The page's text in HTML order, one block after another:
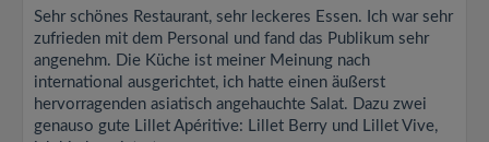
Sehr schönes Restaurant, sehr leckeres Essen. Ich war sehr
zufrieden mit dem Personal und fand das Publikum sehr
angenehm. Die Küche ist meiner Meinung nach
international ausgerichtet, ich hatte einen äußerst
hervorragenden asiatisch angehauchte Salat. Dazu zwei
genauso gute Lillet Apéritive: Lillet Berry und Lillet Vive,